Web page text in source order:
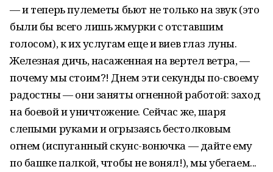
— и теперь пулеметы бьют не только на звук (это
были бы всего лишь жмурки с отставшим
голосом), к их услугам еще и виев глаз луны.
Железная дичь, насаженная на вертел ветра, —
почему мы стоим?! Днем эти секунды по-своему
радостны — они заняты огненной работой: заход
на боевой и уничтожение. Сейчас же, шаря
слепыми руками и огрызаясь бестолковым
огнем (испуганный скунс-вонючка — дайте ему
по башке палкой, чтобы не вонял!), мы убегаем...